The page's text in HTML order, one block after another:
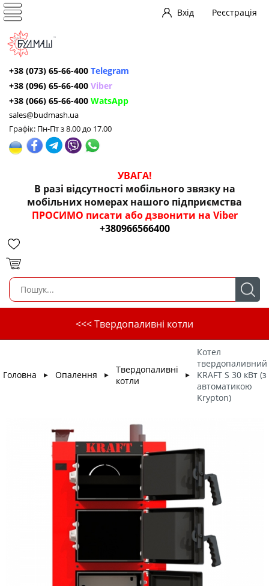
Вхід Реєстрація
+38 (073) 65-66-400 Telegram
+38 (096) 65-66-400 Viber
+38 (066) 65-66-400 WatsApp
sales@budmash.ua
Графік: Пн-Пт з 8.00 до 17.00
УВАГА!
В разі відсутності мобільного звязку на
мобільних номерах нашого підприємства
ПРОСИМО писати або дзвонити на Viber
+380966566400
<<< Твердопаливні котли
Головна ► Опалення ►
Твердопаливні
котли
►
Котел
твердопаливний
KRAFT S 30 кВт (з
автоматикою
Krypton)